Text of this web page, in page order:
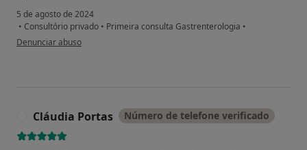
5 de agosto de 2024
• Consultório privado • Primeira consulta Gastrenterologia •
na opinião do utilizador Mariana Sampaio L.
Denunciar abuso
Cláudia Portas Número de telefone verificado